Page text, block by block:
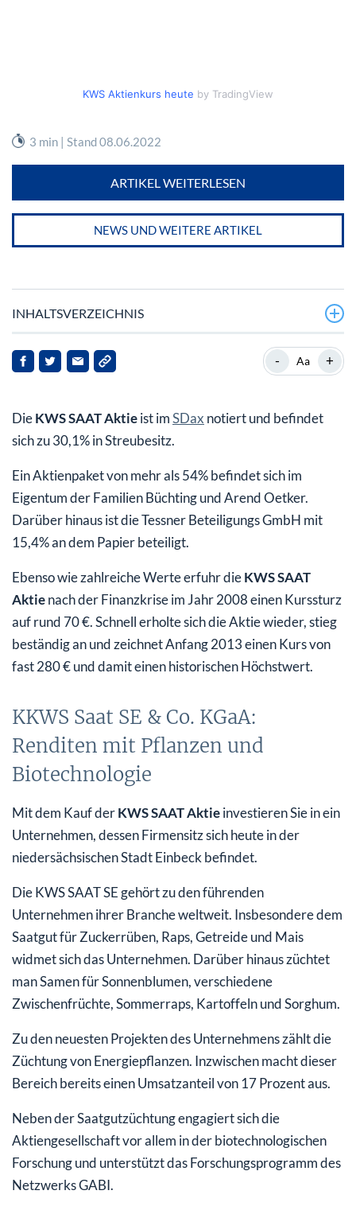
KWS Aktienkurs heute by TradingView
3 min | Stand 08.06.2022
ARTIKEL WEITERLESEN
NEWS UND WEITERE ARTIKEL
INHALTSVERZEICHNIS
KKWS Saat SE & Co. KGaA: Renditen mit Pflanzen und
Biotechnologie
Der Erfolg der KWS SAAT SE
Aktuelle Unternehmenskennzahlen der KWS SAAT SE
(Stand 2018)
KWS SAAT Aktie: Dividendenzahlungen
- Aa +
DieKWS SAAT Aktieist imSDax notiert und befindet
sich zu 30,1% in Streubesitz.
Ein Aktienpaket von mehr als 54% befindet sich im
Eigentum der Familien Büchting und Arend Oetker.
Darüber hinaus ist die Tessner Beteiligungs GmbH mit
15,4% an dem Papier beteiligt.
Ebenso wie zahlreiche Werte erfuhr dieKWS SAAT
Aktienach der Finanzkrise im Jahr 2008 einen Kurssturz
auf rund 70 €. Schnell erholte sich die Aktie wieder, stieg
beständig an und zeichnet Anfang 2013 einen Kurs von
fast 280 € und damit einen historischen Höchstwert.
KKWS Saat SE & Co. KGaA:
Renditen mit Pflanzen und
Biotechnologie
Mit dem Kauf derKWS SAAT Aktieinvestieren Sie in ein
Unternehmen, dessen Firmensitz sich heute in der
niedersächsischen Stadt Einbeck befindet.
Die KWS SAAT SE gehört zu den führenden
Unternehmen ihrer Branche weltweit. Insbesondere dem
Saatgut für Zuckerrüben, Raps, Getreide und Mais
widmet sich das Unternehmen. Darüber hinaus züchtet
man Samen für Sonnenblumen, verschiedene
Zwischenfrüchte, Sommerraps, Kartoffeln und Sorghum.
Zu den neuesten Projekten des Unternehmens zählt die
Züchtung von Energiepflanzen. Inzwischen macht dieser
Bereich bereits einen Umsatzanteil von 17 Prozent aus.
Neben der Saatgutzüchtung engagiert sich die
Aktiengesellschaft vor allem in der biotechnologischen
Forschung und unterstützt das Forschungsprogramm des
Netzwerks GABI.